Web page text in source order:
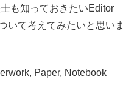
も知っておきたいEditor
いて考えてみたいと思いま